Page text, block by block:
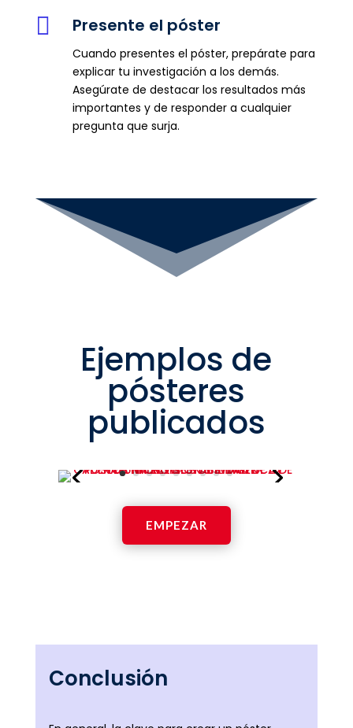
 Presente el póster
Cuando presentes el póster, prepárate para
explicar tu investigación a los demás.
Asegúrate de destacar los resultados más
importantes y de responder a cualquier
pregunta que surja.
Ejemplos de
pósteres
publicados
EMPEZAR
Conclusión